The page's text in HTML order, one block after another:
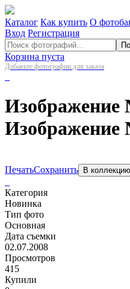
Каталог Как купить О
Вход Регистрация
Корзина пуста
Добавьте фотографии для заказа
Изображение
ПечатьСохранить В коллекцию
Категория
Новинка
Тип фото
Основная
Дата съемки
02.07.2008
Просмотров
415
Купили